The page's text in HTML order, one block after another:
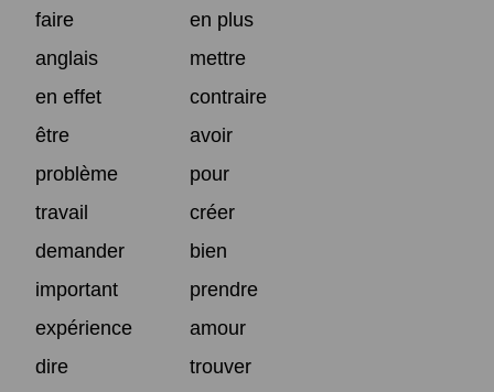
faire
en plus
anglais
mettre
en effet
contraire
être
avoir
problème
pour
travail
créer
demander
bien
important
prendre
expérience
amour
dire
trouver